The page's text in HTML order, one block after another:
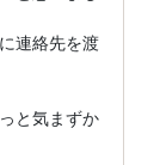
連絡先を渡
と気まずか